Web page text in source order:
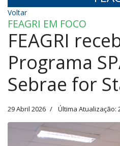
Voltar
FEAGRI EM FOCO
FEAGRI
Programa
Sebrae for
29 Abril 2026 Última Atualização: